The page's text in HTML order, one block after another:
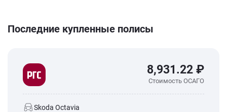
Последние купленные полисы
8,931.22 ₽
Стоимость ОСАГО
Skoda Octavia